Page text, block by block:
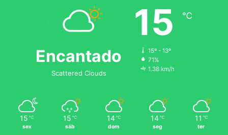
Encantado
Scattered Clouds
15 ℃
15º - 13º
71%
1.38 km/h
15 ℃
sex
15 ℃
sáb
14 ℃
dom
14 ℃
seg
11 ℃
ter